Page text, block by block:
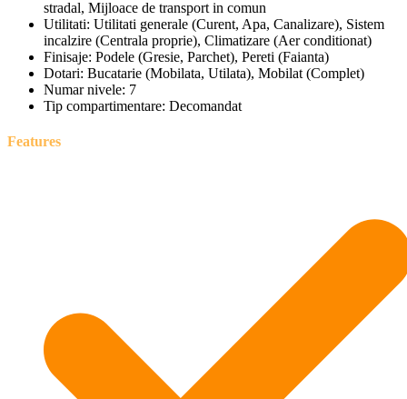
stradal, Mijloace de transport in comun
Utilitati: Utilitati generale (Curent, Apa, Canalizare), Sistem
incalzire (Centrala proprie), Climatizare (Aer conditionat)
Finisaje: Podele (Gresie, Parchet), Pereti (Faianta)
Dotari: Bucatarie (Mobilata, Utilata), Mobilat (Complet)
Numar nivele: 7
Tip compartimentare: Decomandat
Features